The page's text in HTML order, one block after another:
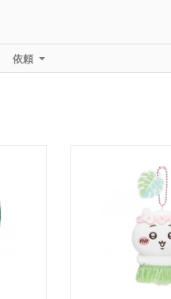
依頼